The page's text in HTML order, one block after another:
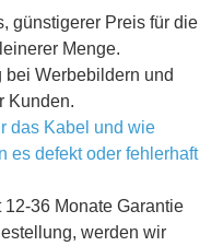
günstigerer Preis für die
Menge.
Werbebildern und
Kunden.
das Kabel und wie
es defekt oder fehlerhaft
36 Monate Garantie
werden wir